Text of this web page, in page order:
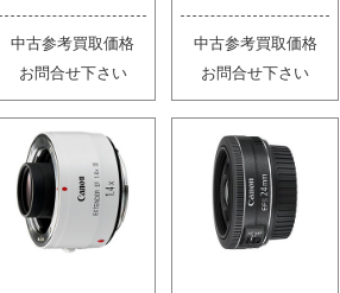
中古参考買取価格
お問合せ下さい
中古参考買取価格
お問合せ下さい